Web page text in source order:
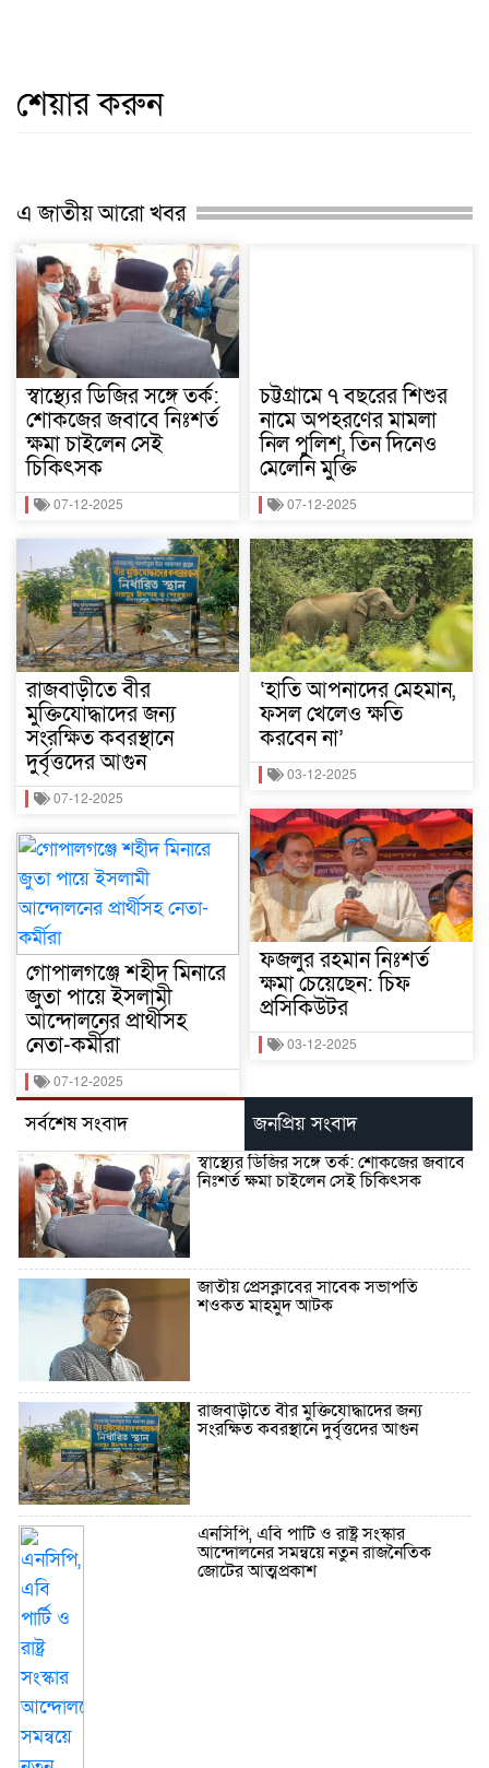
শেয়ার করুন
এ জাতীয় আরো খবর
স্বাস্থ্যের ডিজির সঙ্গে তর্ক:
শোকজের জবাবে নিঃশর্ত
ক্ষমা চাইলেন সেই
চিকিৎসক
07-12-2025
রাজবাড়ীতে বীর
মুক্তিযোদ্ধাদের জন্য
সংরক্ষিত কবরস্থানে
দুর্বৃত্তদের আগুন
07-12-2025
গোপালগঞ্জে শহীদ মিনারে
জুতা পায়ে ইসলামী
আন্দোলনের প্রার্থীসহ
নেতা-কর্মীরা
07-12-2025
চট্টগ্রামে ৭ বছরের শিশুর
নামে অপহরণের মামলা
নিল পুলিশ, তিন দিনেও
মেলেনি মুক্তি
07-12-2025
‘হাতি আপনাদের মেহমান,
ফসল খেলেও ক্ষতি
করবেন না’
03-12-2025
ফজলুর রহমান নিঃশর্ত
ক্ষমা চেয়েছেন: চিফ
প্রসিকিউটর
03-12-2025
সর্বশেষ সংবাদ জনপ্রিয় সংবাদ
স্বাস্থ্যের ডিজির সঙ্গে তর্ক: শোকজের জবাবে
নিঃশর্ত ক্ষমা চাইলেন সেই চিকিৎসক
জাতীয় প্রেসক্লাবের সাবেক সভাপতি
শওকত মাহমুদ আটক
রাজবাড়ীতে বীর মুক্তিযোদ্ধাদের জন্য
সংরক্ষিত কবরস্থানে দুর্বৃত্তদের আগুন
এনসিপি, এবি পার্টি ও রাষ্ট্র সংস্কার
আন্দোলনের সমন্বয়ে নতুন রাজনৈতিক
জোটের আত্মপ্রকাশ